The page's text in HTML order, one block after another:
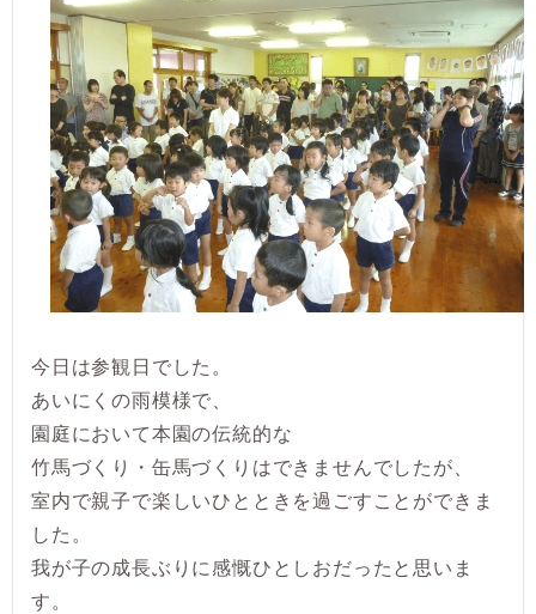
今日は参観日でした。
あいにくの雨模様で、
園庭において本園の伝統的な
竹馬づくり・缶馬づくりはできませんでしたが、
室内で親子で楽しいひとときを過ごすことができま
した。
我が子の成長ぶりに感慨ひとしおだったと思いま
す。